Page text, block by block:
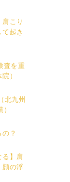
こり
起き
査を重
）
北九州
？
る】肩
顔の浮